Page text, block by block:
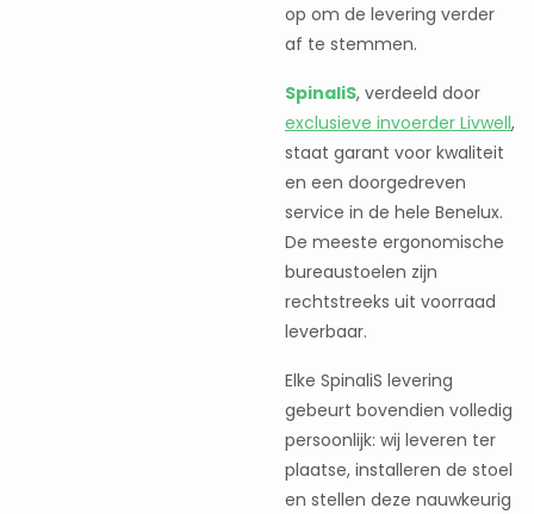
op om de levering verder
af te stemmen.
SpinaliS, verdeeld door
exclusieve invoerder Livwell,
staat garant voor kwaliteit
en een doorgedreven
service in de hele Benelux.
De meeste ergonomische
bureaustoelen zijn
rechtstreeks uit voorraad
leverbaar.
Elke SpinaliS levering
gebeurt bovendien volledig
persoonlijk: wij leveren ter
plaatse, installeren de stoel
en stellen deze nauwkeurig